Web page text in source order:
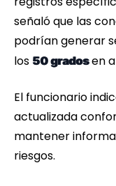
señaló que las
podrían generar
los 50 gradosen
El funcionario
actualizada
mantener
riesgos.